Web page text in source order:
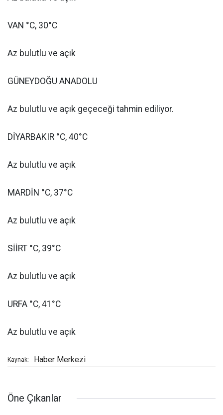
VAN °C, 30°C
Az bulutlu ve açık
GÜNEYDOĞU ANADOLU
Az bulutlu ve açık geçeceği tahmin ediliyor.
DİYARBAKIR °C, 40°C
Az bulutlu ve açık
MARDİN °C, 37°C
Az bulutlu ve açık
SİİRT °C, 39°C
Az bulutlu ve açık
URFA °C, 41°C
Az bulutlu ve açık
Kaynak: Haber Merkezi
Öne Çıkanlar